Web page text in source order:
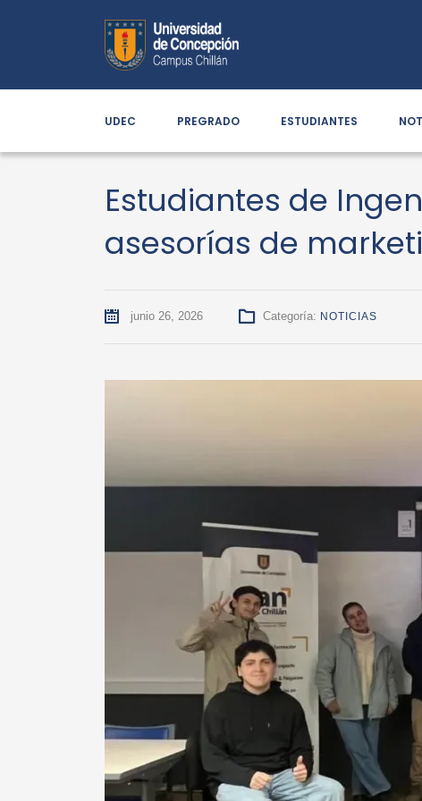
UDEC PREGRADO ESTUDIANTES
Estudiantes de
asesorías de
junio 26, 2026 Categoría: NOTICIAS